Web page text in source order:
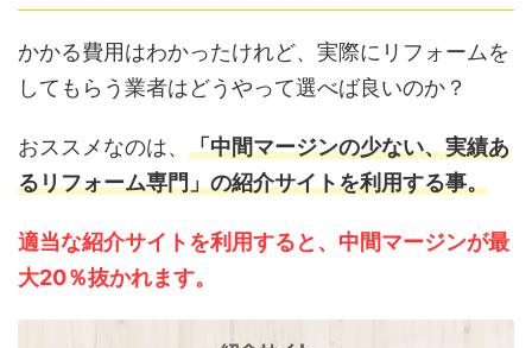
かかる費用はわかったけれど、実際にリフォームを
してもらう業者はどうやって選べば良いのか？
おススメなのは、 「中間マージンの少ない、実績あ
るリフォーム専門」の紹介サイトを利用する事。
適当な紹介サイトを利用すると、中間マージンが最
大20％抜かれます。